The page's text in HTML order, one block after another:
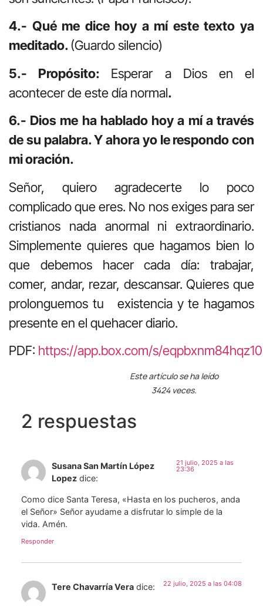
4.- Qué me dice hoy a mí este texto ya
meditado.(Guardo silencio)
5.- Propósito: Esperar a Dios en el
acontecer de este día normal.
6.- Dios me ha hablado hoy a mí a través
de su palabra. Y ahora yo le respondo con
mi oración.
Señor, quiero agradecerte lo poco
complicado que eres. No nos exiges para ser
cristianos nada anormal ni extraordinario.
Simplemente quieres que hagamos bien lo
que debemos hacer cada día: trabajar,
comer, andar, rezar, descansar. Quieres que
prolonguemos tu existencia y te hagamos
presente en el quehacer diario.
PDF: https://app.box.com/s/
Este artículo se ha leído
3424 veces.
2 respuestas
Susana San Martín López
Lopez dice:
21 julio, 2025 a las
23:36
Como dice Santa Teresa, «Hasta en los pucheros, anda
el Señor» Señor ayudame a disfrutar lo simple de la
vida. Amén.
Responder
Tere Chavarría Vera dice: 22 julio, 2025 a las 04:08